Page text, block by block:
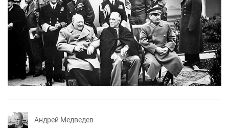
Андрей Медведев